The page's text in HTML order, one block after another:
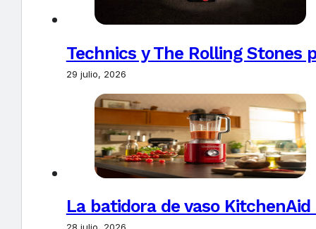
Technics y The Rolling Stones
29 julio, 2026
La batidora de vaso